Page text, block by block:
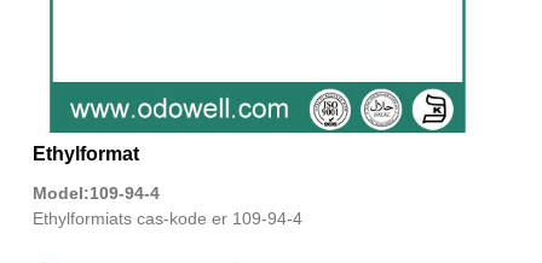
Ethylformat
Model:109-94-4
Ethylformiats cas-kode er 109-94-4